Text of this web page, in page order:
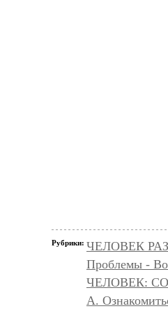
Рубрики: ЧЕЛОВЕК
Проблемы -
ЧЕЛОВЕК:
А.